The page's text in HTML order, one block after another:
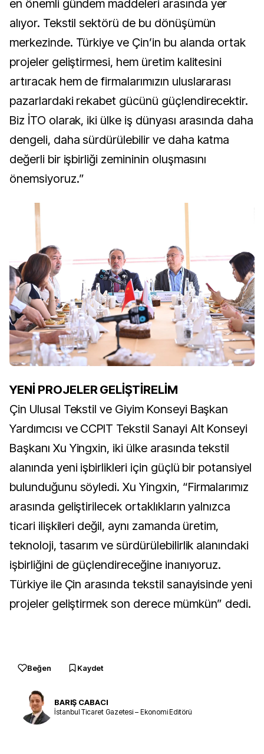
en önemli gündem maddeleri arasında yer
alıyor. Tekstil sektörü de bu dönüşümün
merkezinde. Türkiye ve Çin’in bu alanda ortak
projeler geliştirmesi, hem üretim kalitesini
artıracak hem de firmalarımızın uluslararası
pazarlardaki rekabet gücünü güçlendirecektir.
Biz İTO olarak, iki ülke iş dünyası arasında daha
dengeli, daha sürdürülebilir ve daha katma
değerli bir işbirliği zemininin oluşmasını
önemsiyoruz.”
YENİ PROJELER GELİŞTİRELİM
Çin Ulusal Tekstil ve Giyim Konseyi Başkan
Yardımcısı ve CCPIT Tekstil Sanayi Alt Konseyi
Başkanı Xu Yingxin, iki ülke arasında tekstil
alanında yeni işbirlikleri için güçlü bir potansiyel
bulunduğunu söyledi. Xu Yingxin, “Firmalarımız
arasında geliştirilecek ortaklıkların yalnızca
ticari ilişkileri değil, aynı zamanda üretim,
teknoloji, tasarım ve sürdürülebilirlik alanındaki
işbirliğini de güçlendireceğine inanıyoruz.
Türkiye ile Çin arasında tekstil sanayisinde yeni
projeler geliştirmek son derece mümkün” dedi.
Beğen Kaydet
BARIŞ CABACI
İstanbul Ticaret Gazetesi – Ekonomi Editörü